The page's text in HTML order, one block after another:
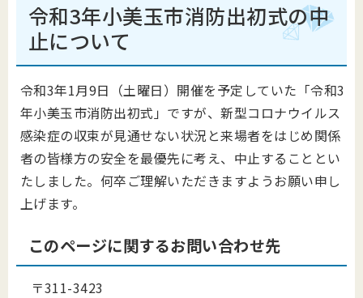
令和3年小美玉市消防出初式の中
止について
令和3年1月9日（土曜日）開催を予定していた「令和3
年小美玉市消防出初式」ですが、新型コロナウイルス
感染症の収束が見通せない状況と来場者をはじめ関係
者の皆様方の安全を最優先に考え、中止することとい
たしました。何卒ご理解いただきますようお願い申し
上げます。
このページに関するお問い合わせ先
〒311-3423